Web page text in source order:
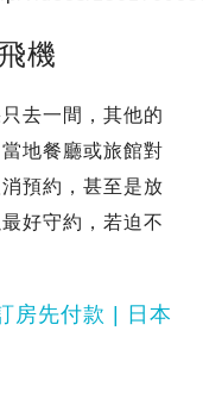
機
去一間，其他的
地餐廳或旅館對
預約，甚至是放
好守約，若迫不
房先付款 | 日本